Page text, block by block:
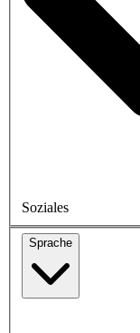
Soziales
Sprache